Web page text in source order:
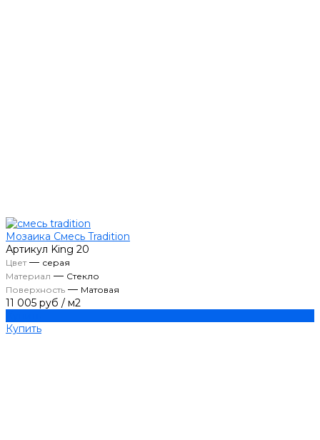
Мозаика Смесь Tradition
Артикул King 20
Цвет— серая
Материал — Стекло
Поверхность — Матовая
11 005 руб / м2
Купить